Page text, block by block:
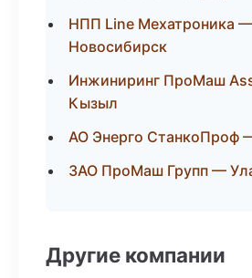
НПП Line Мехатроника —
Новосибирск
Инжиниринг ПроМаш
Кызыл
АО Энерго СтанкоПроф
ЗАО ПроМаш Групп —
Другие компании